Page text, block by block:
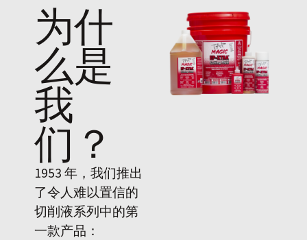
为什
么是
我
们 ？
1953 年，我们推出
了令人难以置信的
切削液系列中的第
一款产品：